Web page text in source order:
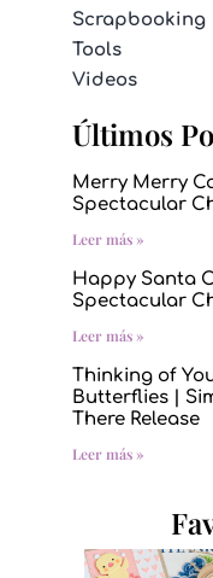
Scrapbooking
Tools
Videos
Últimos
Merry Merry
Spectacular
Leer más »
Happy Santa
Spectacular
Leer más »
Thinking of
Butterflies |
There Release
Leer más »